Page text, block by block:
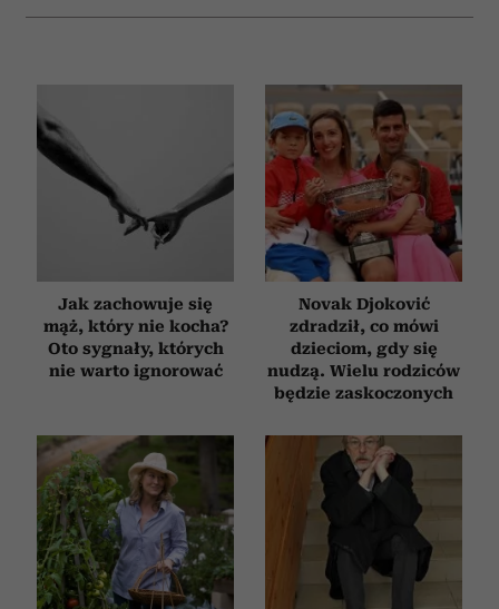
Jak zachowuje się
mąż, który nie kocha?
Oto sygnały, których
nie warto ignorować
Novak Djoković
zdradził, co mówi
dzieciom, gdy się
nudzą. Wielu rodziców
będzie zaskoczonych